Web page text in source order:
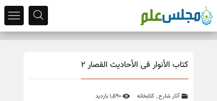
کتاب الأنوار فی الأحادیث القصار 2
آثار شارح,کتابخانه